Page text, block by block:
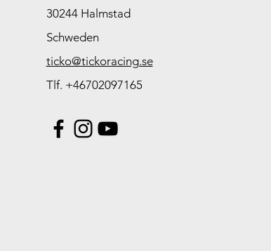
30244 Halmstad
Schweden
ticko@tickoracing.se
Tlf. +46702097165